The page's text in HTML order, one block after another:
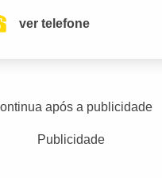
ver telefone
após a publicidade
Publicidade